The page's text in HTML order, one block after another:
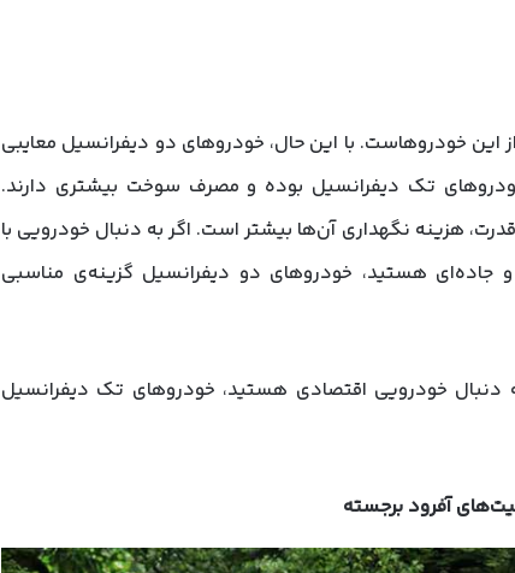
این خودروهاست. با این حال، خودروهای دو دیفرانسیل معایبی
خودروهای تک دیفرانسیل بوده و مصرف سوخت بیشتری دارند.
هزینه نگهداری آن‌ها بیشتر است. اگر به دنبال خودرویی با
جاده‌ای هستید، خودروهای دو دیفرانسیل گزینه‌ی مناسبی
دنبال خودرویی اقتصادی هستید، خودروهای تک دیفرانسیل
آفرود برجسته